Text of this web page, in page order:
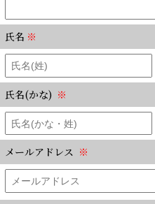
氏名 ※
氏名(かな) ※
メールアドレス ※